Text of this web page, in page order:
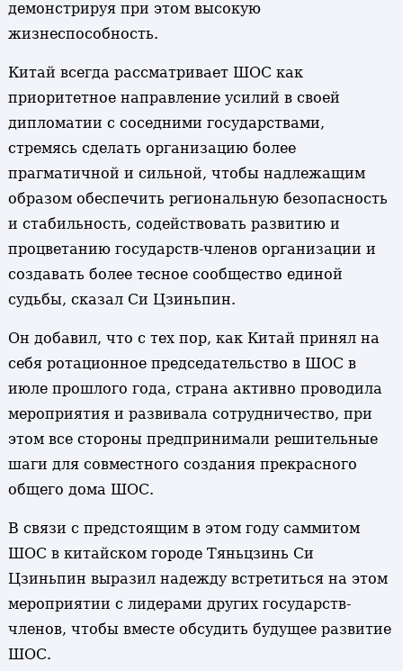
демонстрируя при этом высокую
жизнеспособность.
Китай всегда рассматривает ШОС как
приоритетное направление усилий в своей
дипломатии с соседними государствами,
стремясь сделать организацию более
прагматичной и сильной, чтобы надлежащим
образом обеспечить региональную безопасность
и стабильность, содействовать развитию и
процветанию государств-членов организации и
создавать более тесное сообщество единой
судьбы, сказал Си Цзиньпин.
Он добавил, что с тех пор, как Китай принял на
себя ротационное председательство в ШОС в
июле прошлого года, страна активно проводила
мероприятия и развивала сотрудничество, при
этом все стороны предпринимали решительные
шаги для совместного создания прекрасного
общего дома ШОС.
В связи с предстоящим в этом году саммитом
ШОС в китайском городе Тяньцзинь Си
Цзиньпин выразил надежду встретиться на этом
мероприятии с лидерами других государств-
членов, чтобы вместе обсудить будущее развитие
ШОС.